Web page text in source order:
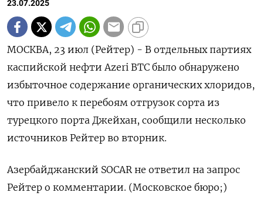
23.07.2025
МОСКВА, 23 июл (Рейтер) - В отдельных партиях
каспийской нефти Azeri BTC было обнаружено
избыточное содержание органических хлоридов,
что привело к перебоям отгрузок сорта из
турецкого порта Джейхан, сообщили несколько
источников Рейтер во вторник.
Азербайджанский SOCAR не ответил на запрос
Рейтер о комментарии. (Московское бюро;)